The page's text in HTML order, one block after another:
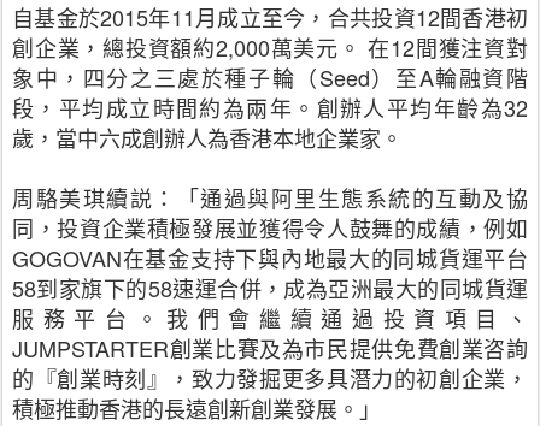
自基金於2015年11月成立至今，合共投資12間香港初
創企業，總投資額約2,000萬美元。 在12間獲注資對
象中，四分之三處於種子輪（Seed）至A輪融資階
段，平均成立時間約為兩年。創辦人平均年齡為32
歲，當中六成創辦人為香港本地企業家。
周駱美琪續説：「通過與阿里生態系統的互動及協
同，投資企業積極發展並獲得令人鼓舞的成績，例如
GOGOVAN在基金支持下與內地最大的同城貨運平台
58到家旗下的58速運合併，成為亞洲最大的同城貨運
服務平台。我們會繼續通過投資項目、
JUMPSTARTER創業比賽及為市民提供免費創業咨詢
的『創業時刻』，致力發掘更多具潛力的初創企業，
積極推動香港的長遠創新創業發展。」